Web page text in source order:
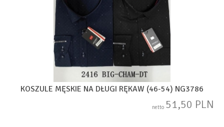
KOSZULE MĘSKIE NA DŁUGI RĘKAW (46-54) NG3786
netto 51,50 PLN